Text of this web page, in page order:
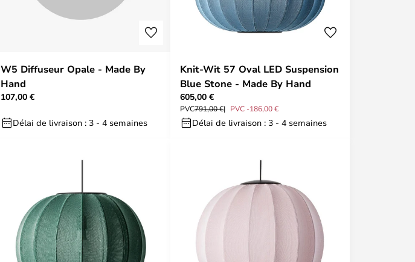
W5 Diffuseur Opale - Made By
Hand
107,00 €
Délai de livraison : 3 - 4 semaines
Knit-Wit 57 Oval LED Suspension
Blue Stone - Made By Hand
605,00 €
PVC791,00 € PVC -186,00 €
Délai de livraison : 3 - 4 semaines